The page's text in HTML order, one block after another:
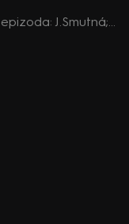
7. série, 24. epizoda: J.Smutná; F.Prachař; V.Sodoma; L.Stuchlíková; V.Dolejší